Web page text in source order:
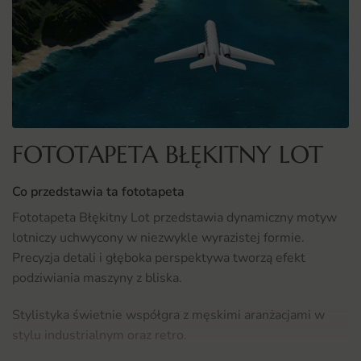
FOTOTAPETA BŁĘKITNY LOT
Co przedstawia ta fototapeta
Fototapeta Błękitny Lot przedstawia dynamiczny motyw
lotniczy uchwycony w niezwykle wyrazistej formie.
Precyzja detali i głęboka perspektywa tworzą efekt
podziwiania maszyny z bliska.
Stylistyka świetnie współgra z męskimi aranżacjami w
stylu industrialnym oraz retro.